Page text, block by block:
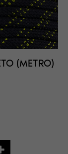
(METRO)